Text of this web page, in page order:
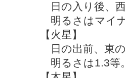
日の入り後、
明るさはマイ
【火星】
日の出前、東
明るさは1.3等